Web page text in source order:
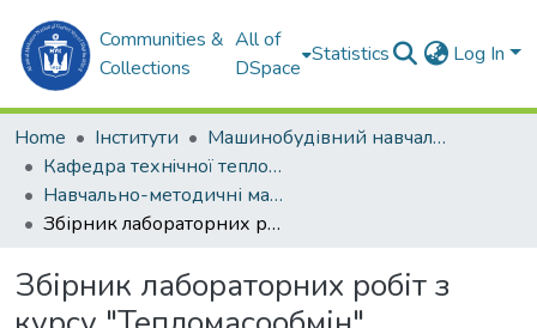
Communities &
Collections
All of
DSpace
Statistics Log In
Home Інститути
Машинобудівний навчально-науковий інститут (МННІ)
Кафедра технiчної теплофiзики i суднових паровиробних установок (ТТіСПУ)
Навчально-методичні матеріали (ТТіСПУ)
Збірник лабораторних робіт з курсу "Тепломасообмін"
Збірник лабораторних робіт з